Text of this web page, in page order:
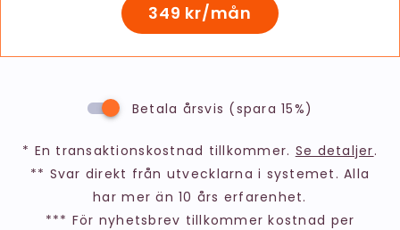
349 kr/mån
Betala årsvis (spara 15%)
* En transaktionskostnad tillkommer. Se detaljer.
** Svar direkt från utvecklarna i systemet. Alla
har mer än 10 års erfarenhet.
*** För nyhetsbrev tillkommer kostnad per